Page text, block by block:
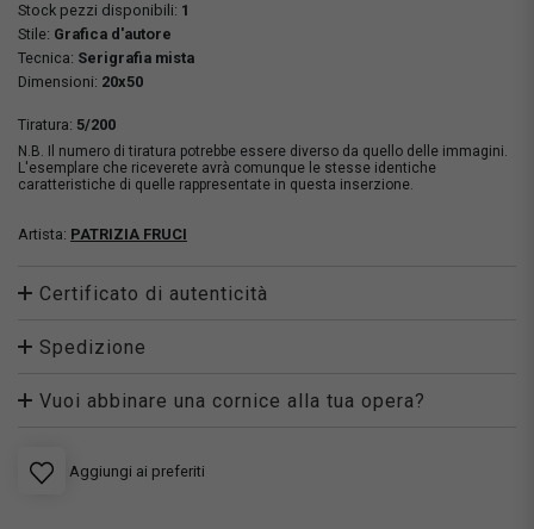
Stock pezzi disponibili: 1
Stile: Grafica d'autore
Tecnica: Serigrafia mista
Dimensioni: 20x50
Tiratura: 5/200
N.B. Il numero di tiratura potrebbe essere diverso da quello delle immagini.
L'esemplare che riceverete avrà comunque le stesse identiche
caratteristiche di quelle rappresentate in questa inserzione.
Artista: PATRIZIA FRUCI
Certificato di autenticità
Spedizione
Vuoi abbinare una cornice alla tua opera?
Aggiungi ai preferiti